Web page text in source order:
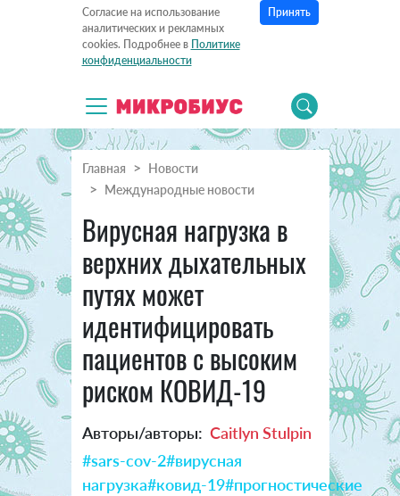
Согласие на использование
аналитических и рекламных
cookies. Подробнее в Политике
конфиденциальности
Принять
Главная
Новости
Международные новости
Вирусная нагрузка в
верхних дыхательных
путях может
идентифицировать
пациентов с высоким
риском КОВИД-19
Авторы/авторы: Caitlyn Stulpin
#sars-cov-2#вирусная
нагрузка#ковид-19#прогностические